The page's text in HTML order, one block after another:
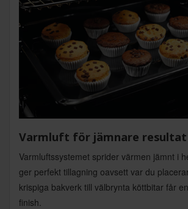
Varmluft för jämnare resultat
Varmluftssystemet sprider värmen jämnt i
ger perfekt tillagning oavsett var du
krispiga bakverk till välbrynta köttbitar får
finish.